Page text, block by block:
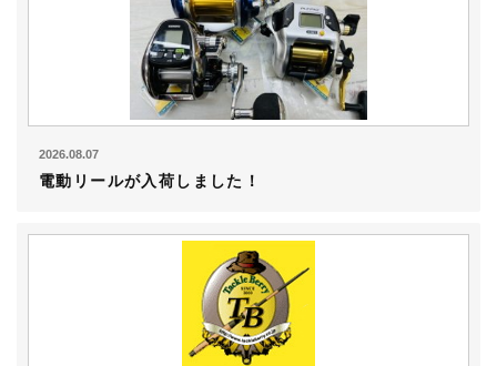
2026.08.07
電動リールが入荷しました！